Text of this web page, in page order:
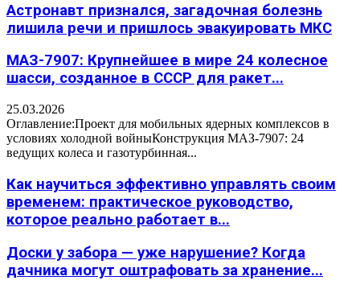
Астронавт признался, загадочная болезнь
лишила речи и пришлось эвакуировать МКС
МАЗ-7907: Крупнейшее в мире 24 колесное
шасси, созданное в СССР для ракет...
25.03.2026
Оглавление:Проект для мобильных ядерных комплексов в
условиях холодной войныКонструкция МАЗ-7907: 24
ведущих колеса и газотурбинная...
Как научиться эффективно управлять своим
временем: практическое руководство,
которое реально работает в...
Доски у забора — уже нарушение? Когда
дачника могут оштрафовать за хранение...